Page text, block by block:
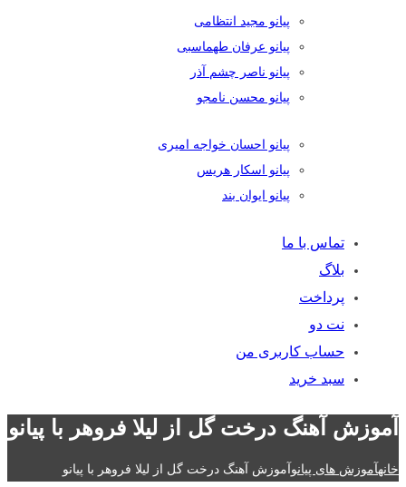
پیانو مجید انتظامی
پیانو عرفان طهماسبی
پیانو ناصر چشم آذر
پیانو محسن نامجو
پیانو احسان خواجه امیری
پیانو اسکار هریس
پیانو ایوان بند
تماس با ما
بلاگ
پرداخت
نت دو
حساب کاربری من
سبد خرید
آموزش آهنگ درخت گل از لیلا فروهر با پیانو
خانهآموزش های پیانوآموزش آهنگ درخت گل از لیلا فروهر با پیانو